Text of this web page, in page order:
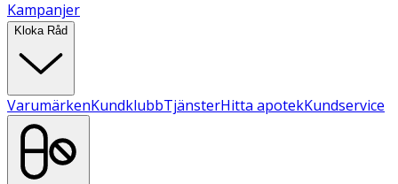
Kampanjer
Kloka Råd
VarumärkenKundklubbTjänsterHitta apotekKundservice